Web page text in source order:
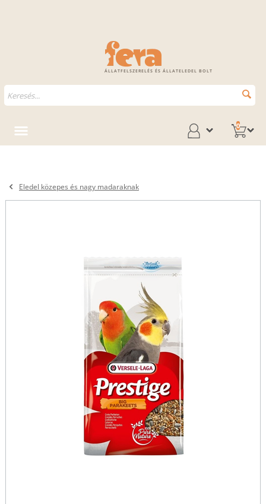
ÁLLATFELSZERELÉS ÉS ÁLLATELEDEL BOLT
0
Eledel közepes és nagy madaraknak